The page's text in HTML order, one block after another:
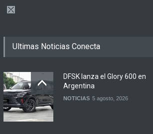
Ultimas Noticias Conecta
DFSK lanza el Glory 600 en
Argentina
NOTICIAS 5 agosto, 2026